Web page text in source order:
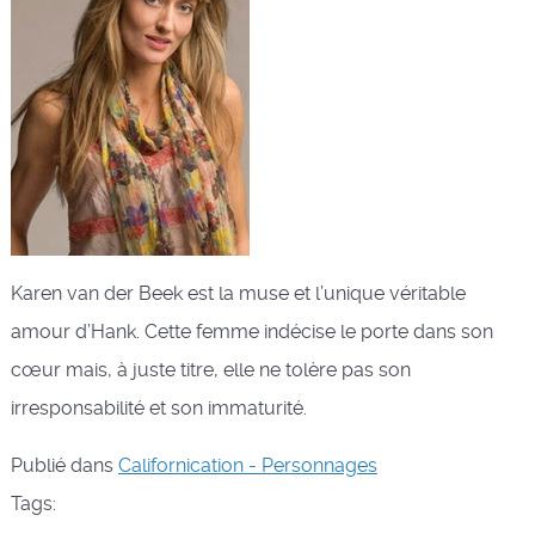
Karen van der Beek est la muse et l’unique véritable
amour d’Hank. Cette femme indécise le porte dans son
cœur mais, à juste titre, elle ne tolère pas son
irresponsabilité et son immaturité.
Publié dans Californication - Personnages
Tags: